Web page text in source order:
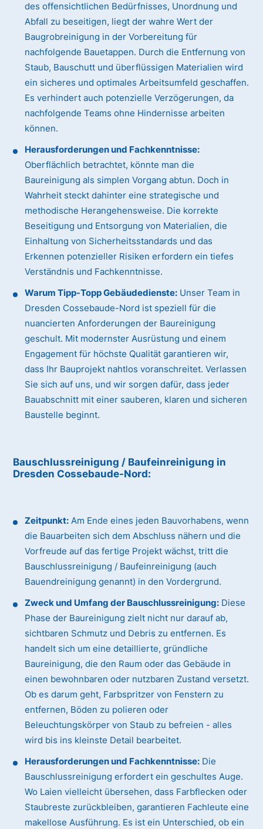
des offensichtlichen Bedürfnisses, Unordnung und
Abfall zu beseitigen, liegt der wahre Wert der
Baugrobreinigung in der Vorbereitung für
nachfolgende Bauetappen. Durch die Entfernung von
Staub, Bauschutt und überflüssigen Materialien wird
ein sicheres und optimales Arbeitsumfeld geschaffen.
Es verhindert auch potenzielle Verzögerungen, da
nachfolgende Teams ohne Hindernisse arbeiten
können.
Herausforderungen und Fachkenntnisse:
Oberflächlich betrachtet, könnte man die
Baureinigung als simplen Vorgang abtun. Doch in
Wahrheit steckt dahinter eine strategische und
methodische Herangehensweise. Die korrekte
Beseitigung und Entsorgung von Materialien, die
Einhaltung von Sicherheitsstandards und das
Erkennen potenzieller Risiken erfordern ein tiefes
Verständnis und Fachkenntnisse.
Warum Tipp-Topp Gebäudedienste: Unser Team in
Dresden Cossebaude-Nord ist speziell für die
nuancierten Anforderungen der Baureinigung
geschult. Mit modernster Ausrüstung und einem
Engagement für höchste Qualität garantieren wir,
dass Ihr Bauprojekt nahtlos voranschreitet. Verlassen
Sie sich auf uns, und wir sorgen dafür, dass jeder
Bauabschnitt mit einer sauberen, klaren und sicheren
Baustelle beginnt.
Bauschlussreinigung / Baufeinreinigung in
Dresden Cossebaude-Nord:
Zeitpunkt: Am Ende eines jeden Bauvorhabens, wenn
die Bauarbeiten sich dem Abschluss nähern und die
Vorfreude auf das fertige Projekt wächst, tritt die
Bauschlussreinigung / Baufeinreinigung (auch
Bauendreinigung genannt) in den Vordergrund.
Zweck und Umfang der Bauschlussreinigung: Diese
Phase der Baureinigung zielt nicht nur darauf ab,
sichtbaren Schmutz und Debris zu entfernen. Es
handelt sich um eine detaillierte, gründliche
Baureinigung, die den Raum oder das Gebäude in
einen bewohnbaren oder nutzbaren Zustand versetzt.
Ob es darum geht, Farbspritzer von Fenstern zu
entfernen, Böden zu polieren oder
Beleuchtungskörper von Staub zu befreien - alles
wird bis ins kleinste Detail bearbeitet.
Herausforderungen und Fachkenntnisse: Die
Bauschlussreinigung erfordert ein geschultes Auge.
Wo Laien vielleicht übersehen, dass Farbflecken oder
Staubreste zurückbleiben, garantieren Fachleute eine
makellose Ausführung. Es ist ein Unterschied, ob ein